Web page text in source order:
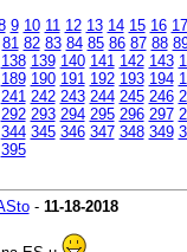
9 10 11 12 13 14 15 16 17
81 82 83 84 85 86 87 88
138 139 140 141 142 143
189 190 191 192 193 194
241 242 243 244 245 246
292 293 294 295 296 297
344 345 346 347 348 349
395
- 11-18-2018